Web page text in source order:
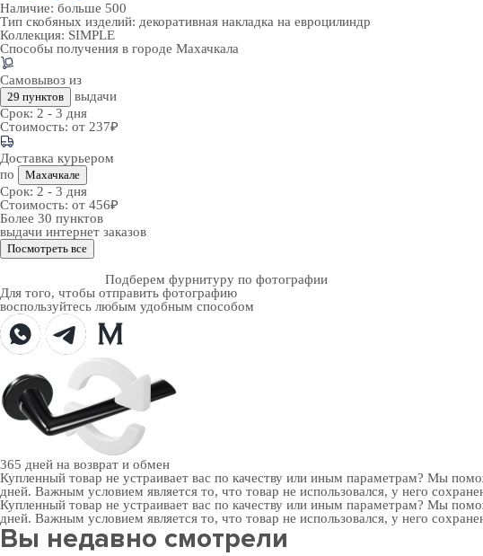
Наличие: больше 500
Тип скобяных изделий: декоративная накладка на евроцилиндр
Коллекция: SIMPLE
Способы получения в городе Махачкала
Самовывоз из
29 пунктов
выдачи
Срок: 2 - 3 дня
Стоимость: от 237₽
Доставка курьером
по
Махачкале
Срок: 2 - 3 дня
Стоимость: от 456₽
Более 30 пунктов
выдачи интернет заказов
Посмотреть все
Подберем фурнитуру по фотографии
Для того, чтобы отправить фотографию
воспользуйтесь любым удобным способом
365 дней на возврат и обмен
Купленный товар не устраивает вас по качеству или иным параметрам? Мы
дней. Важным условием является то, что товар не использовался, у него
Купленный товар не устраивает вас по качеству или иным параметрам? Мы
дней. Важным условием является то, что товар не использовался, у него
Вы недавно смотрели